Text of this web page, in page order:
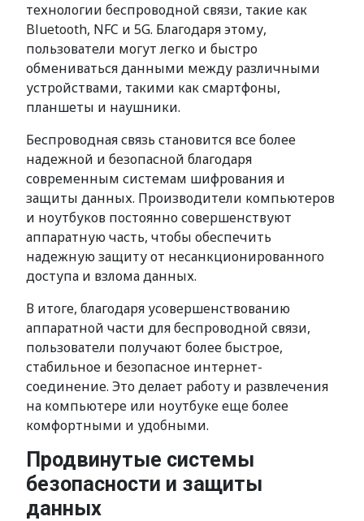
технологии беспроводной связи, такие как
Bluetooth, NFC и 5G. Благодаря этому,
пользователи могут легко и быстро
обмениваться данными между различными
устройствами, такими как смартфоны,
планшеты и наушники.
Беспроводная связь становится все более
надежной и безопасной благодаря
современным системам шифрования и
защиты данных. Производители компьютеров
и ноутбуков постоянно совершенствуют
аппаратную часть, чтобы обеспечить
надежную защиту от несанкционированного
доступа и взлома данных.
В итоге, благодаря усовершенствованию
аппаратной части для беспроводной связи,
пользователи получают более быстрое,
стабильное и безопасное интернет-
соединение. Это делает работу и развлечения
на компьютере или ноутбуке еще более
комфортными и удобными.
Продвинутые системы
безопасности и защиты
данных